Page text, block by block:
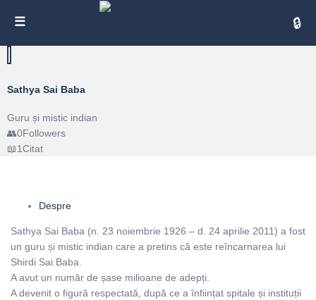
Sathya Sai Baba
Guru și mistic indian
0Followers
1Citat
Despre
Sathya Sai Baba (n. 23 noiembrie 1926 – d. 24 aprilie 2011) a fost
un guru și mistic indian care a pretins că este reîncarnarea lui
Shirdi Sai Baba.
A avut un număr de șase milioane de adepți.
A devenit o figură respectată, după ce a înființat spitale și instituții